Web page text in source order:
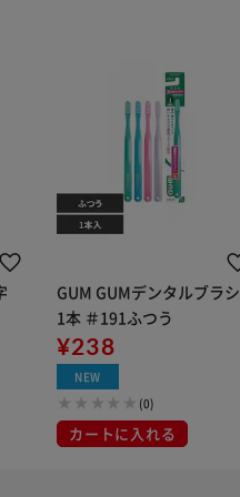
GUM GUMデンタルブラシ
1本 ＃191ふつう
¥238
NEW
(0)
カートに入れる